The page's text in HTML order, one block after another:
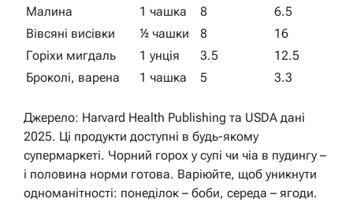
Малина 1 чашка 8
6.5
Вівсяні висівки
½ чашки 8
16
Горіхи мигдаль
1 унція 3.5
12.5
Броколі, варена
1 чашка 5 3.3
Джерело: Harvard Health Publishing та USDA дані
2025. Ці продукти доступні в будь-якому
супермаркеті. Чорний горох у супі чи чіа в пудингу –
і половина норми готова. Варіюйте, щоб уникнути
одноманітності: понеділок – боби, середа – ягоди.